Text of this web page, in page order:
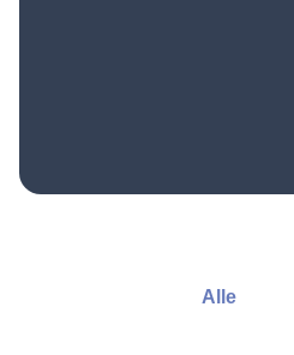
Alle